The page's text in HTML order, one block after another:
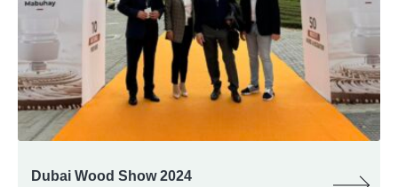
Dubai Wood Show 2024